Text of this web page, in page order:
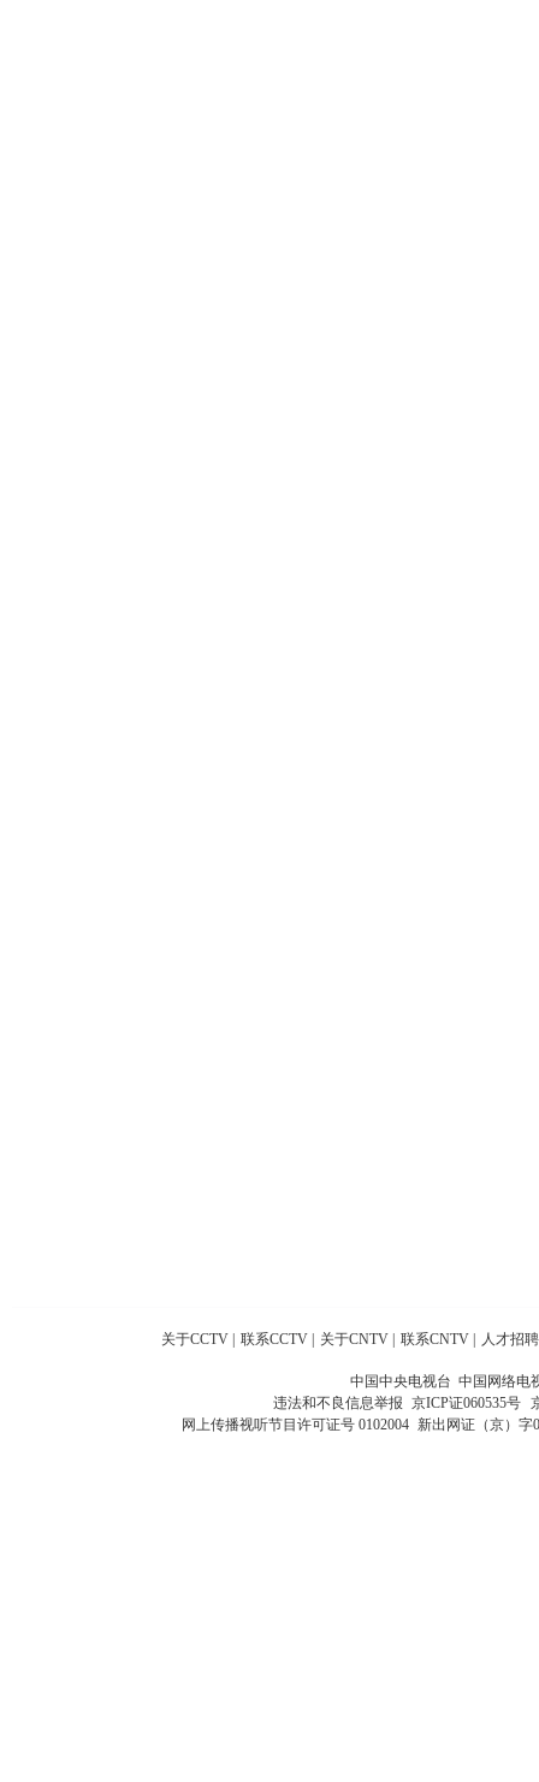
关于CCTV 联系CCTV 关于CNTV 联系CNTV 人才招聘
中国中央电视台 中国网络电
违法和不良信息举报 京ICP证060535号
网上传播视听节目许可证号 0102004 新出网证（京）